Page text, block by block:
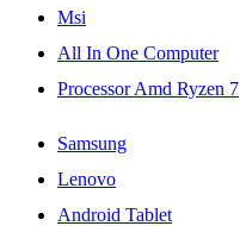
Msi
All In One Computer
Processor Amd Ryzen 7
Samsung
Lenovo
Android Tablet